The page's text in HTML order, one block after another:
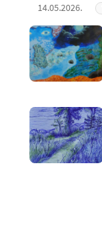
14.05.2026.